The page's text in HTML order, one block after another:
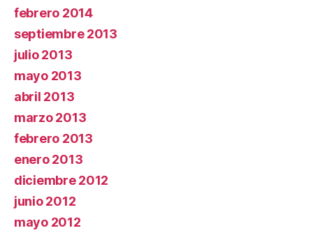
febrero 2014
septiembre 2013
julio 2013
mayo 2013
abril 2013
marzo 2013
febrero 2013
enero 2013
diciembre 2012
junio 2012
mayo 2012